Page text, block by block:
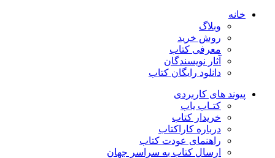
خانه
وبلاگ
روش خرید
معرفی کتاب
آثار نویسندگان
دانلود رایگان کتاب
پیوند های کاربردی
کتـاب یاب
خریدار کتاب
درباره کاراکتاب
راهنمای عودت کتاب
ارسال کتاب به سراسر جهان